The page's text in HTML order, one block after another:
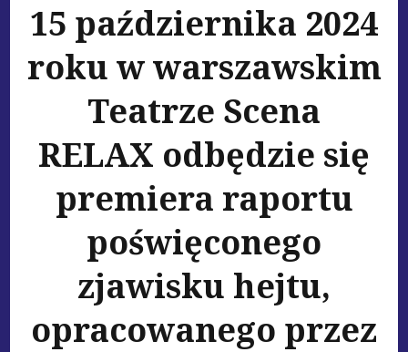
15 października 2024
roku w warszawskim
Teatrze Scena
RELAX odbędzie się
premiera raportu
poświęconego
zjawisku hejtu,
opracowanego przez